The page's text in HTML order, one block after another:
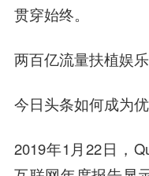
贯穿始终。
两百亿流量扶植娱乐
今日头条如何成为
2019年1月22日，